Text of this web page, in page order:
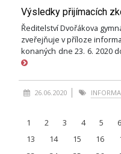
Výsledky přijímacích
Ředitelství Dvořákova
zveřejňuje v příloze
konaných dne 23. 6. 2020
26.06.2020
1 2 3 4 5 6
13
14 15 16